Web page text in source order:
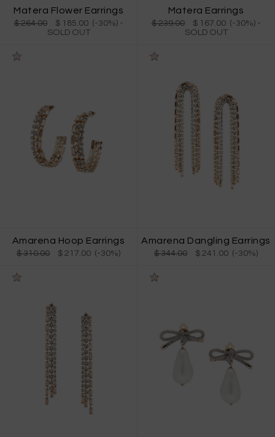
Matera Flower Earrings
$ 264.00 $ 185.00 (-30%) -
SOLD OUT
Matera Earrings
$ 239.00 $ 167.00 (-30%) -
SOLD OUT
Amarena Hoop Earrings
$ 310.00 $ 217.00 (-30%)
Amarena Dangling Earrings
$ 344.00 $ 241.00 (-30%)